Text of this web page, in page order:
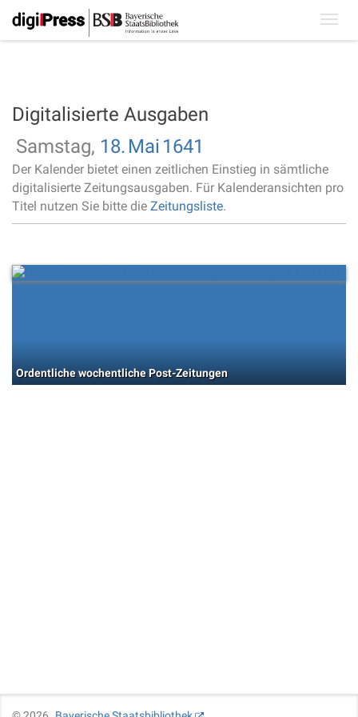
Digitalisierte Ausgaben
Samstag, 18. Mai 1641
Der Kalender bietet einen zeitlichen Einstieg in sämtliche
digitalisierte Zeitungsausgaben. Für Kalenderansichten pro
Titel nutzen Sie bitte die Zeitungsliste.
Ordentliche wochentliche Post-Zeitungen